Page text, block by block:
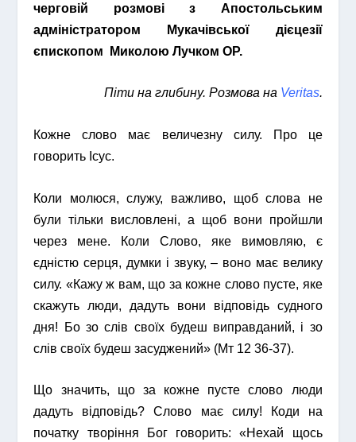
черговій розмові з Апостольським
адміністратором Мукачівської дієцезії
єпископом Миколою Лучком ОР.
Піти на глибину. Розмова на Veritas.
Кожне слово має величезну силу. Про це
говорить Ісус.
Коли молюся, служу, важливо, щоб слова не
були тільки висловлені, а щоб вони пройшли
через мене. Коли Слово, яке вимовляю, є
єдністю серця, думки і звуку, – воно має велику
силу. «Кажу ж вам, що за кожне слово пусте, яке
скажуть люди, дадуть вони відповідь судного
дня! Бо зо слів своїх будеш виправданий, і зо
слів своїх будеш засуджений» (Мт 12 36-37).
Що значить, що за кожне пусте слово люди
дадуть відповідь? Слово має силу! Коди на
початку творіння Бог говорить: «Нехай щось